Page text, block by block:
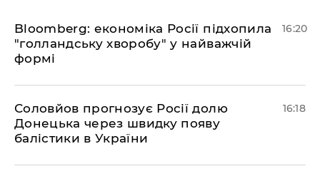
Bloomberg: економіка Росії підхопила
"голландську хворобу" у найважчій
формі
16:20
Соловйов прогнозує Росії долю
Донецька через швидку появу
балістики в України
16:18